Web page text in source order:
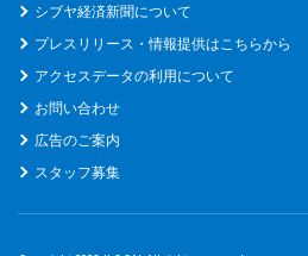
シブヤ経済新聞について
プレスリリース・情報提供はこちらから
アクセスデータの利用について
お問い合わせ
広告のご案内
スタッフ募集